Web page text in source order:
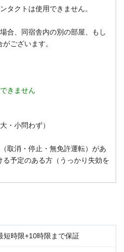
タクトは使用できません。
合、同宿舎内の別の部屋、もし
ございます。
きません
・小問わず）
取消・停止・無免許運転）があ
予定のある方（うっかり失効を
短時限+10時限まで保証